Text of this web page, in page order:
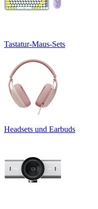
Tastatur-Maus-Sets
Headsets und Earbuds